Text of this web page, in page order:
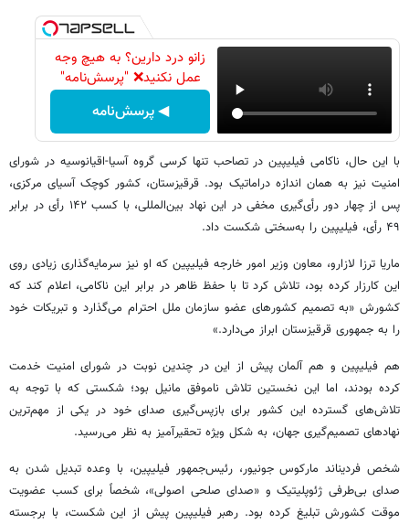
زانو درد دارین؟ به هیچ وجه
عمل نکنید❌ "پرسش‌نامه"
◀ پرسش‌نامه
با این حال، ناکامی فیلیپین در تصاحب تنها کرسی گروه آسیا-اقیانوسیه در شورای
امنیت نیز به همان اندازه دراماتیک بود. قرقیزستان، کشور کوچک آسیای مرکزی،
پس از چهار دور رأی‌گیری مخفی در این نهاد بین‌المللی، با کسب ۱۴۲ رأی در برابر
۴۹ رأی، فیلیپین را به‌سختی شکست داد.
ماریا ترزا لازارو، معاون وزیر امور خارجه فیلیپین که او نیز سرمایه‌گذاری زیادی روی
این کارزار کرده بود، تلاش کرد تا با حفظ ظاهر در برابر این ناکامی، اعلام کند که
کشورش «به تصمیم کشورهای عضو سازمان ملل احترام می‌گذارد و تبریکات خود
را به جمهوری قرقیزستان ابراز می‌دارد.»
هم فیلیپین و هم آلمان پیش از این در چندین نوبت در شورای امنیت خدمت
کرده بودند، اما این نخستین تلاش ناموفق مانیل بود؛ شکستی که با توجه به
تلاش‌های گسترده این کشور برای بازپس‌گیری صدای خود در یکی از مهم‌ترین
نهادهای تصمیم‌گیری جهان، به شکل ویژه تحقیرآمیز به نظر می‌رسید.
شخص فردیناند مارکوس جونیور، رئیس‌جمهور فیلیپین، با وعده تبدیل شدن به
صدای بی‌طرفی ژئوپلیتیک و «صدای صلحی اصولی»، شخصاً برای کسب عضویت
موقت کشورش تبلیغ کرده بود. رهبر فیلیپین پیش از این شکست، با برجسته